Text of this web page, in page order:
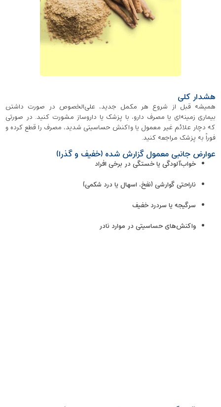
هشدار کلی
همیشه قبل از شروع هر مکمل جدید، علی‌الخصوص در صورت داشتن
بیماری زمینه‌ای یا مصرف دارو، با پزشک یا داروساز مشورت کنید. در صورتی
که دچار علائم غیر معمول یا واکنش حساسیتی شدید، مصرف را قطع کرده و
فوراً به پزشک مراجعه کنید.
عوارض جانبی معمول گزارش شده (خفیف و گذرا)
خواب‌آلودگی یا خستگی در برخی افراد
ناراحتی گوارشی (نفخ، اسهال یا درد شکمی)
سرگیجه یا سردرد خفیف
واکنش‌های حساسیتی در موارد نادر